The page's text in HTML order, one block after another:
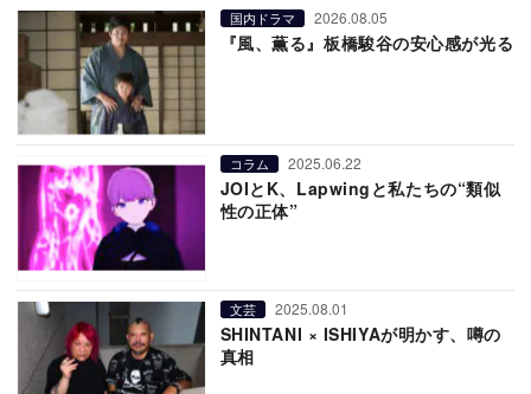
国内ドラマ 2026.08.05
『風、薫る』板橋駿谷の安心感が光る
コラム 2025.06.22
JOIとK、Lapwingと私たちの“類似
性の正体”
文芸 2025.08.01
SHINTANI × ISHIYAが明かす、噂の
真相